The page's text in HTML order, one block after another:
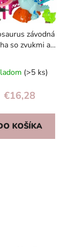
závodná
so zvukmi a
autíčka,
AA, pre deti
(>5 ks)
€16,28
KOŠÍKA